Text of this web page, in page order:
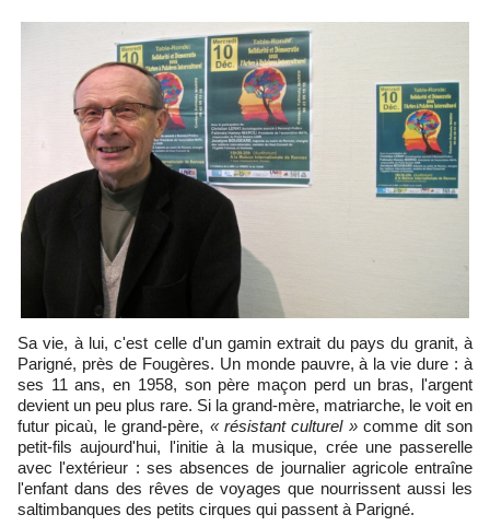
Sa vie, à lui, c'est celle d'un gamin extrait du pays du granit, à
Parigné, près de Fougères. Un monde pauvre, à la vie dure : à
ses 11 ans, en 1958, son père maçon perd un bras, l'argent
devient un peu plus rare. Si la grand-mère, matriarche, le voit en
futur picaù, le grand-père, « résistant culturel »comme dit son
petit-fils aujourd'hui, l'initie à la musique, crée une passerelle
avec l'extérieur : ses absences de journalier agricole entraîne
l'enfant dans des rêves de voyages que nourrissent aussi les
saltimbanques des petits cirques qui passent à Parigné.